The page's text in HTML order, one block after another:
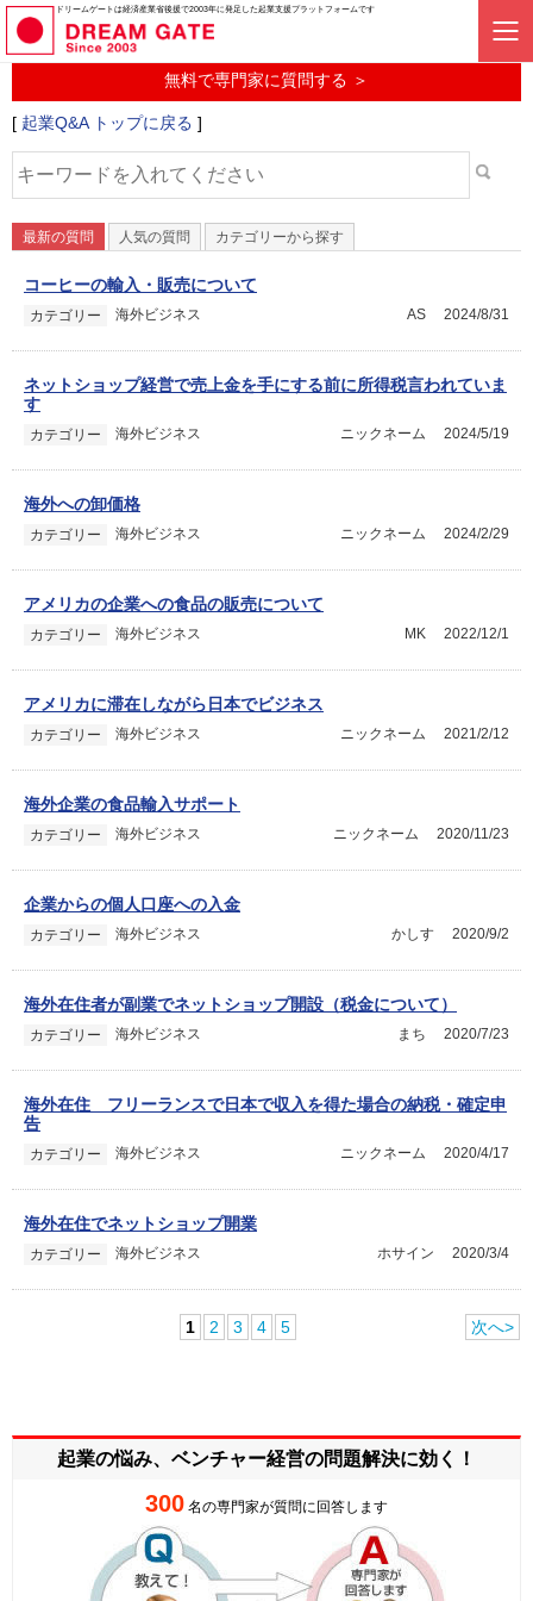
ドリームゲートは経済産業省後援で2003年に発足した起業支援プラットフォームです
起業に関するみんなの質問投稿サービス
起業Q&A
無料で専門家に質問する ＞
[ 起業Q&A トップに戻る ]
最新の質問 人気の質問 カテゴリーから探す
コーヒーの輸入・販売について
カテゴリー 海外ビジネス 2024/8/31
AS
ネットショップ経営で売上金を手にする前に所得税言われていま
す
カテゴリー 海外ビジネス 2024/5/19
ニックネーム
海外への卸価格
カテゴリー 海外ビジネス 2024/2/29
ニックネーム
アメリカの企業への食品の販売について
カテゴリー 海外ビジネス 2022/12/1
MK
アメリカに滞在しながら日本でビジネス
カテゴリー 海外ビジネス 2021/2/12
ニックネーム
海外企業の食品輸入サポート
カテゴリー 海外ビジネス 2020/11/23
ニックネーム
企業からの個人口座への入金
カテゴリー 海外ビジネス 2020/9/2
かしす
海外在住者が副業でネットショップ開設（税金について）
カテゴリー 海外ビジネス 2020/7/23
まち
海外在住 フリーランスで日本で収入を得た場合の納税・確定申
告
カテゴリー 海外ビジネス 2020/4/17
ニックネーム
海外在住でネットショップ開業
カテゴリー 海外ビジネス 2020/3/4
ホサイン
1 2 3 4 5 次へ>
起業の悩み、ベンチャー経営の問題解決に効く！
300 名の専門家が質問に回答します